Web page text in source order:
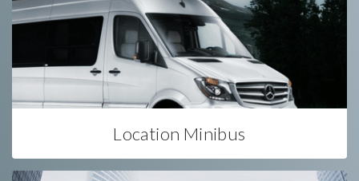
Location Minibus